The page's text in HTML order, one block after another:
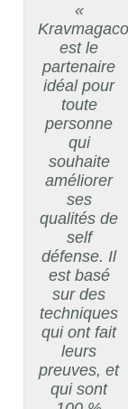
«
est le
partenaire
idéal pour
toute
personne
qui
souhaite
améliorer
ses
qualités de
self
défense. Il
est basé
sur des
techniques
qui ont fait
leurs
preuves, et
qui sont